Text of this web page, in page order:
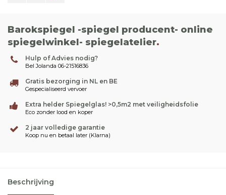
Barokspiegel -spiegel producent- online
spiegelwinkel- spiegelatelier.
Hulp of Advies nodig?
Bel Jolanda 06-21516836
Gratis bezorging in NL en BE
Gespecialiseerd vervoer
Extra helder Spiegelglas! >0,5m2 met veiligheidsfolie
Eco zonder lood en koper
2 jaar volledige garantie
Koop nu en betaal later (Klarna)
Beschrijving